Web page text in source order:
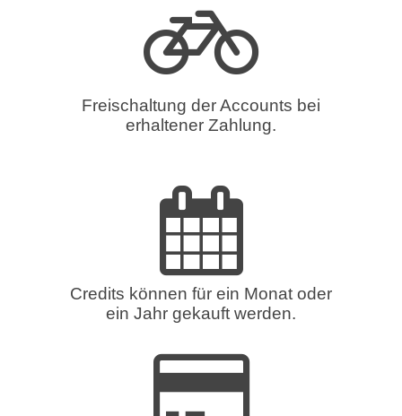
Freischaltung der Accounts bei
erhaltener Zahlung.
Credits können für ein Monat oder
ein Jahr gekauft werden.